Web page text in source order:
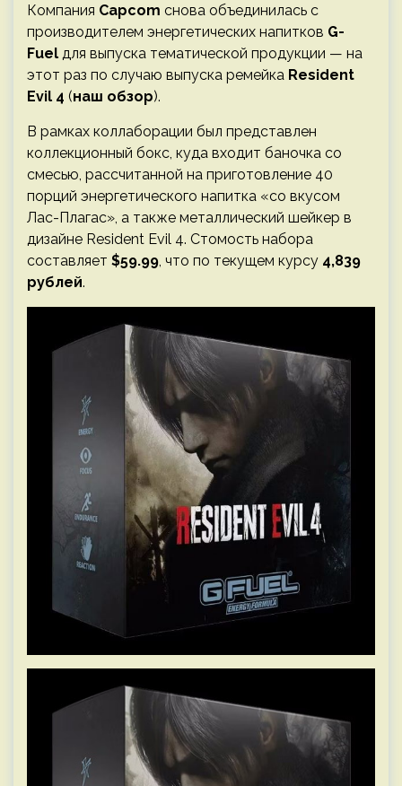
Компания Capcom снова объединилась с
производителем энергетических напитков G-
Fuel для выпуска тематической продукции — на
этот раз по случаю выпуска ремейка Resident
Evil 4 (наш обзор).
В рамках коллаборации был представлен
коллекционный бокс, куда входит баночка со
смесью, рассчитанной на приготовление 40
порций энергетического напитка «со вкусом
Лас-Плагас», а также металлический шейкер в
дизайне Resident Evil 4. Стомость набора
составляет $59.99, что по текущем курсу 4,839
рублей.